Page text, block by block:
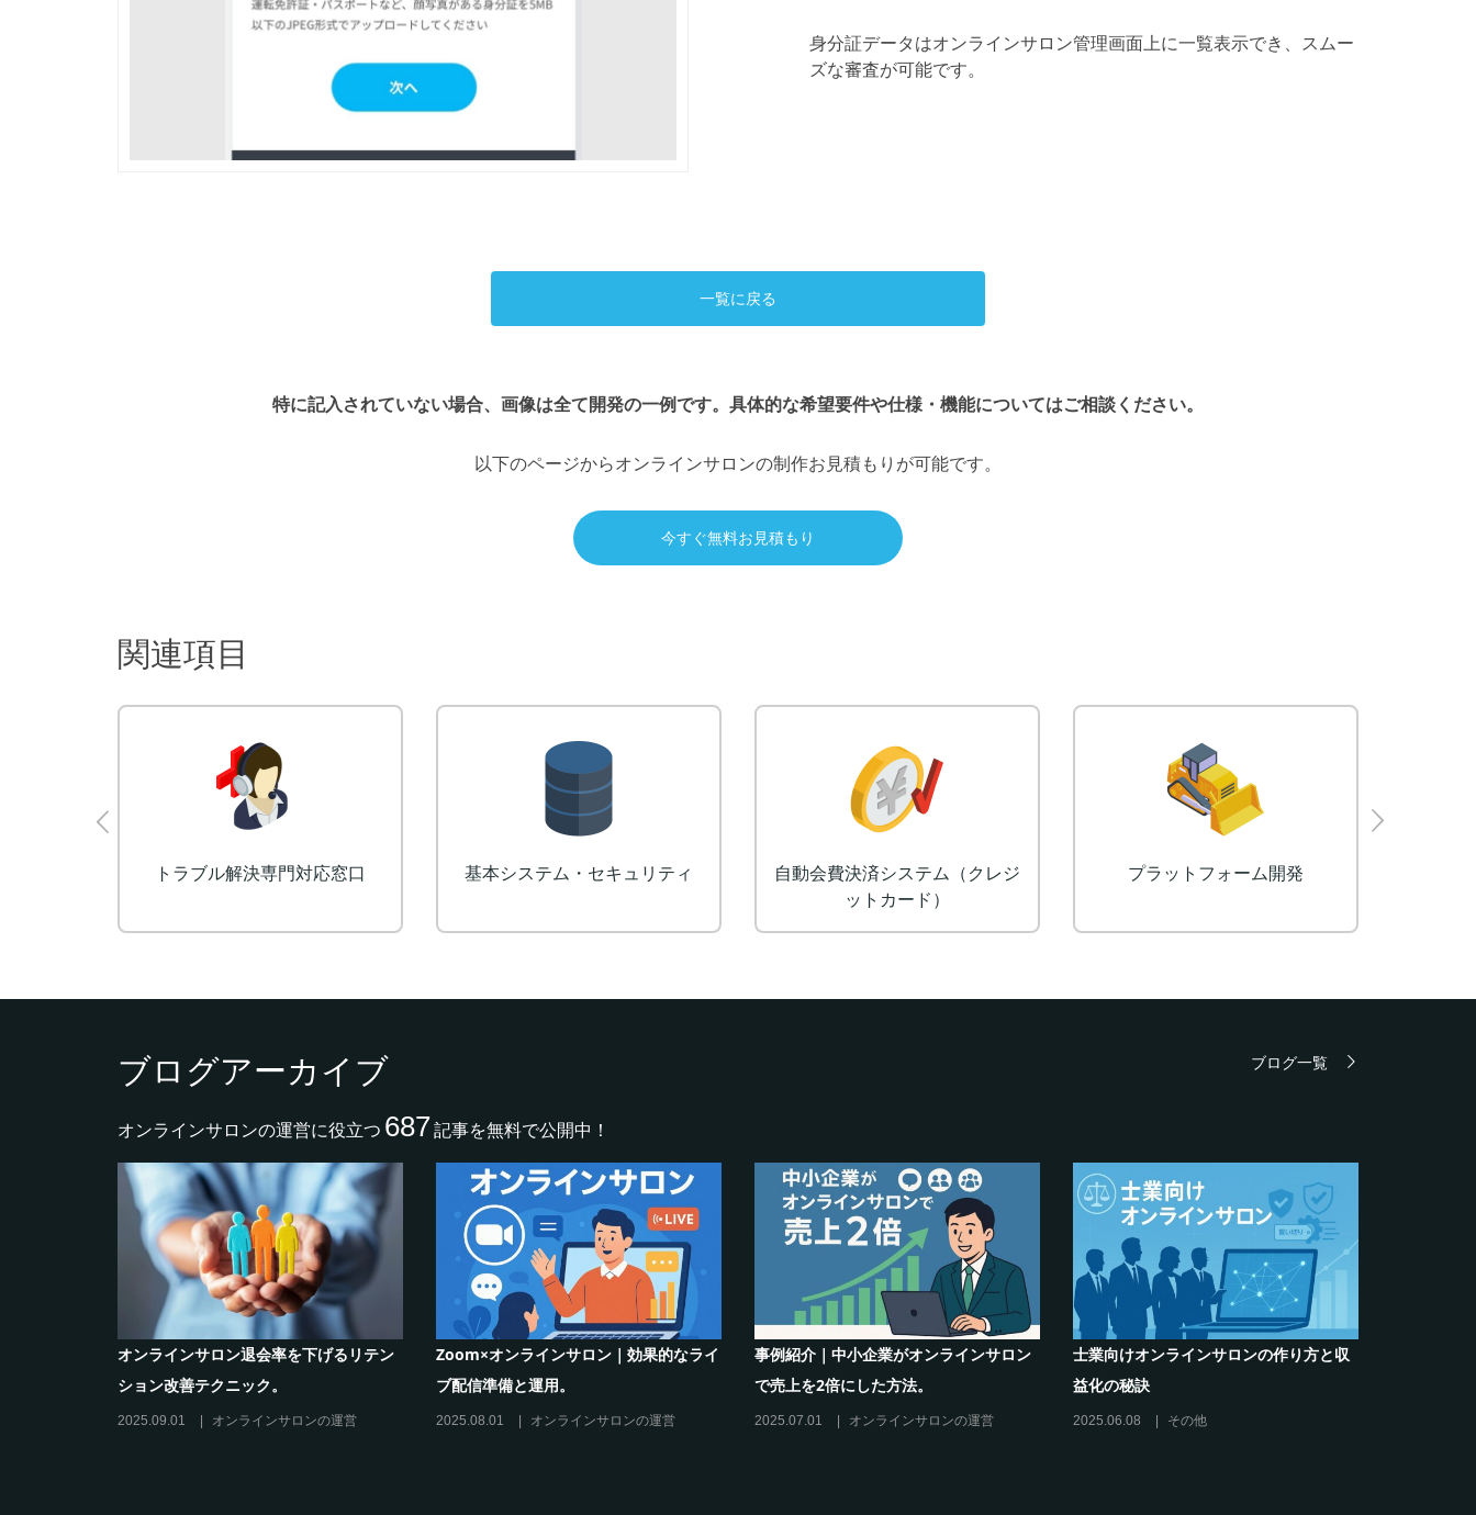
身分証データはオンラインサロン管理画面上に一覧表示でき、スムー
ズな審査が可能です。
一覧に戻る
特に記入されていない場合、画像は全て開発の一例です。具体的な希望要件や仕様・機能についてはご相談ください。
以下のページからオンラインサロンの制作お見積もりが可能です。
今すぐ無料お見積もり
関連項目
トラブル解決専門対応窓口 基本システム・セキュリティ
自動会費決済システム（クレジ
ットカード）
プラットフォーム開発
ブログアーカイブ
オンラインサロンの運営に役立つ 687記事を無料で公開中！
ブログ一覧
オンラインサロン退会率を下げるリテン
ション改善テクニック。
2025.09.01 オンラインサロンの運営
Zoom×オンラインサロン｜効果的なライ
ブ配信準備と運用。
2025.08.01 オンラインサロンの運営
事例紹介｜中小企業がオンラインサロン
で売上を2倍にした方法。
2025.07.01 オンラインサロンの運営
士業向けオンラインサロンの作り方と収
益化の秘訣
2025.06.08 その他